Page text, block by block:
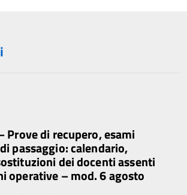
Prove di recupero, esami
passaggio: calendario,
dei docenti assenti
operative – mod. 6 agosto